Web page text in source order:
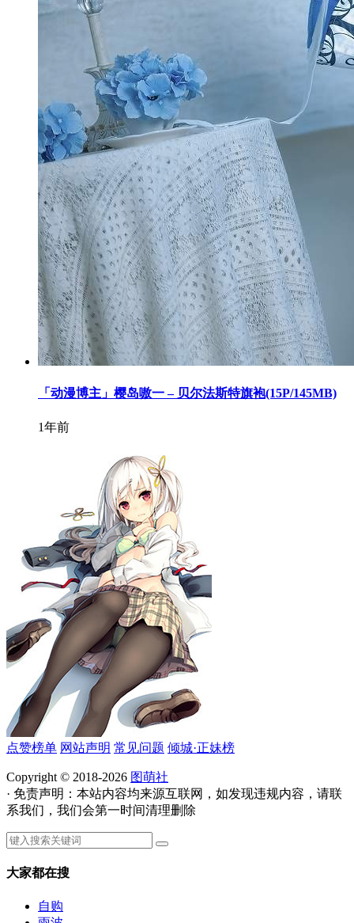
「动漫博主」樱岛嗷一 – 贝尔法斯特旗袍(15P/145MB)
1年前
点赞榜单 网站声明 常见问题 倾城·正妹榜
Copyright © 2018-2026 图萌社
· 免责声明：本站内容均来源互联网，如发现违规内容，请联
系我们，我们会第一时间清理删除
大家都在搜
自购